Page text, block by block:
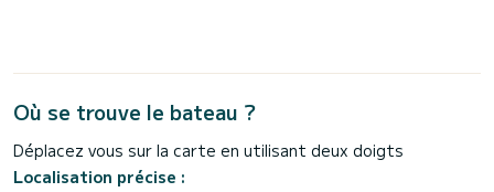
Où se trouve le bateau ?
Déplacez vous sur la carte en utilisant deux doigts
Localisation précise :